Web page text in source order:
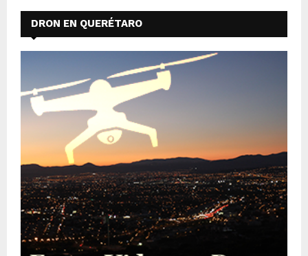
DRON EN QUERÉTARO